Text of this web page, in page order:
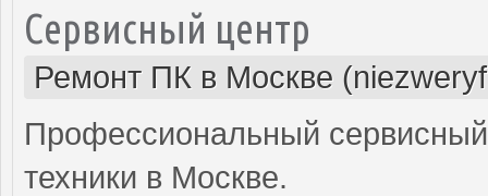
Сервисный центр
Ремонт ПК в Москве
Профессиональный
техники в Москве.